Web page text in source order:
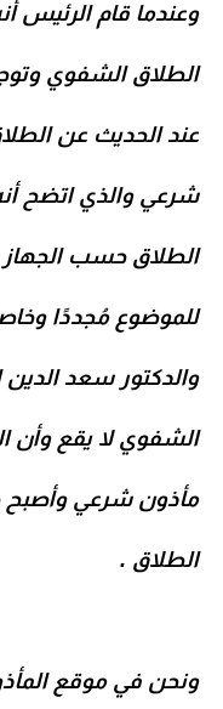
وعندما قام الرئيس
الطلاق الشفوي
عند الحديث عن
شرعي والذي اتضح
الطلاق حسب الجهاز
للموضوع مُجددًا
والدكتور سعد الدين
الشفوي لا يقع وأن
مأذون شرعي وأصبح
الطلاق .
ونحن في موقع